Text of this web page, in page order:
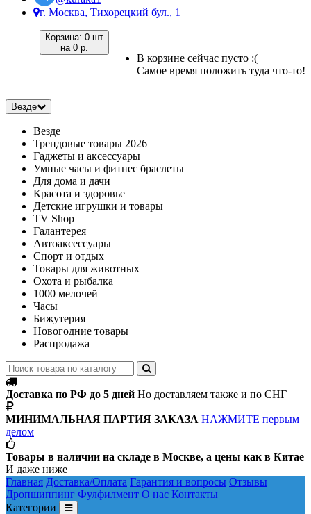
г. Москва, Тихорецкий бул., 1
Корзина: 0 шт
на 0 р.
В корзине сейчас пусто :(
Самое время положить туда что-то!
Везде
Везде
Трендовые товары 2026
Гаджеты и аксессуары
Умные часы и фитнес браслеты
Для дома и дачи
Красота и здоровье
Детские игрушки и товары
TV Shop
Галантерея
Автоаксессуары
Спорт и отдых
Товары для животных
Охота и рыбалка
1000 мелочей
Часы
Бижутерия
Новогодние товары
Распродажа
Доставка по РФ до 5 дней Но доставляем также и по СНГ
МИНИМАЛЬНАЯ ПАРТИЯ ЗАКАЗА НАЖМИТЕ первым
делом
Товары в наличии на складе в Москве, а цены как в Китае
И даже ниже
Главная Доставка/Оплата Гарантия и вопросы Отзывы
Дропшиппинг Фулфилмент О нас Контакты
Категории